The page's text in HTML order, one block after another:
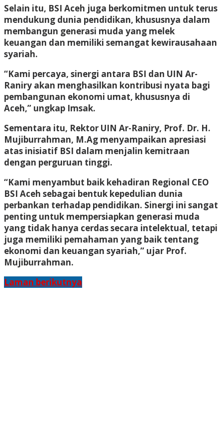
Selain itu, BSI Aceh juga berkomitmen untuk terus
mendukung dunia pendidikan, khususnya dalam
membangun generasi muda yang melek
keuangan dan memiliki semangat kewirausahaan
syariah.
“Kami percaya, sinergi antara BSI dan UIN Ar-
Raniry akan menghasilkan kontribusi nyata bagi
pembangunan ekonomi umat, khususnya di
Aceh,” ungkap Imsak.
Sementara itu, Rektor UIN Ar-Raniry, Prof. Dr. H.
Mujiburrahman, M.Ag menyampaikan apresiasi
atas inisiatif BSI dalam menjalin kemitraan
dengan perguruan tinggi.
“Kami menyambut baik kehadiran Regional CEO
BSI Aceh sebagai bentuk kepedulian dunia
perbankan terhadap pendidikan. Sinergi ini sangat
penting untuk mempersiapkan generasi muda
yang tidak hanya cerdas secara intelektual, tetapi
juga memiliki pemahaman yang baik tentang
ekonomi dan keuangan syariah,” ujar Prof.
Mujiburrahman.
Laman berikutnya